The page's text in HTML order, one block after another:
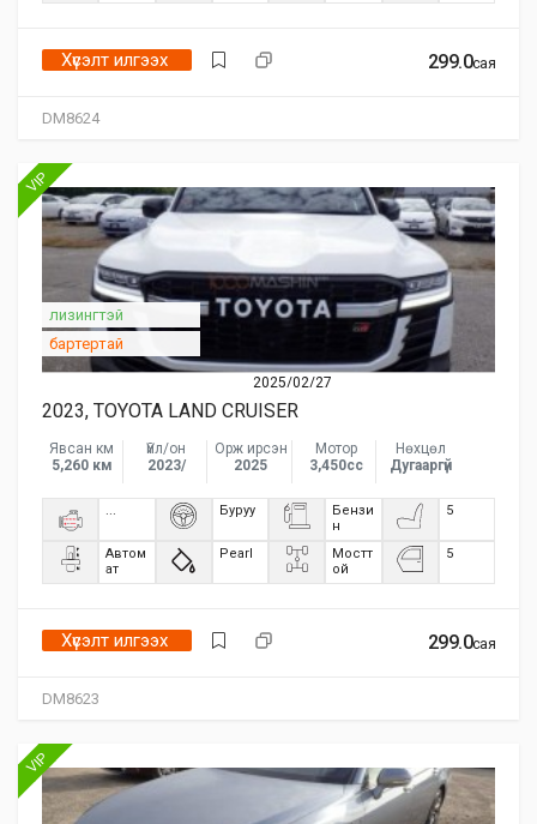
DM8624
299.0сая
Хүсэлт илгээх
VIP
2025/02/27
DM8623
лизингтэй
бартертай
2023, TOYOTA LAND CRUISER
Явсан км
5,260 км
Үйл/он
2023/
Орж ирсэн
2025
Мотор
3,450сс
Нөхцөл
Дугааргүй
... Буруу
Бензи
н
5
Автом
ат
Pearl
Мостт
ой
5
299.0сая
Хүсэлт илгээх
VIP